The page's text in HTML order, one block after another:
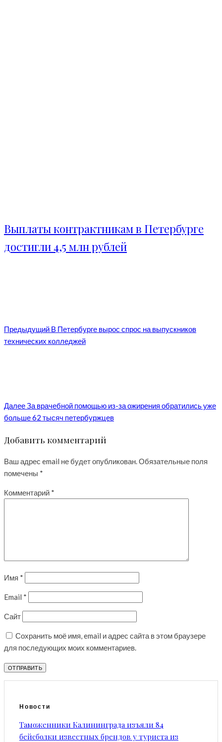
Выплаты контрактникам в Петербурге
достигли 4,5 млн рублей
Предыдущий В Петербурге вырос спрос на выпускников
технических колледжей
ДалееЗа врачебной помощью из-за ожирения обратились уже
больше 62 тысяч петербуржцев
Добавить комментарий
Ваш адрес email не будет опубликован.Обязательные поля
помечены *
Комментарий *
Имя *
Email *
Сайт
Сохранить моё имя, email и адрес сайта в этом браузере
для последующих моих комментариев.
Новости
Таможенники Калининграда изъяли 84
бейсболки известных брендов у туриста из